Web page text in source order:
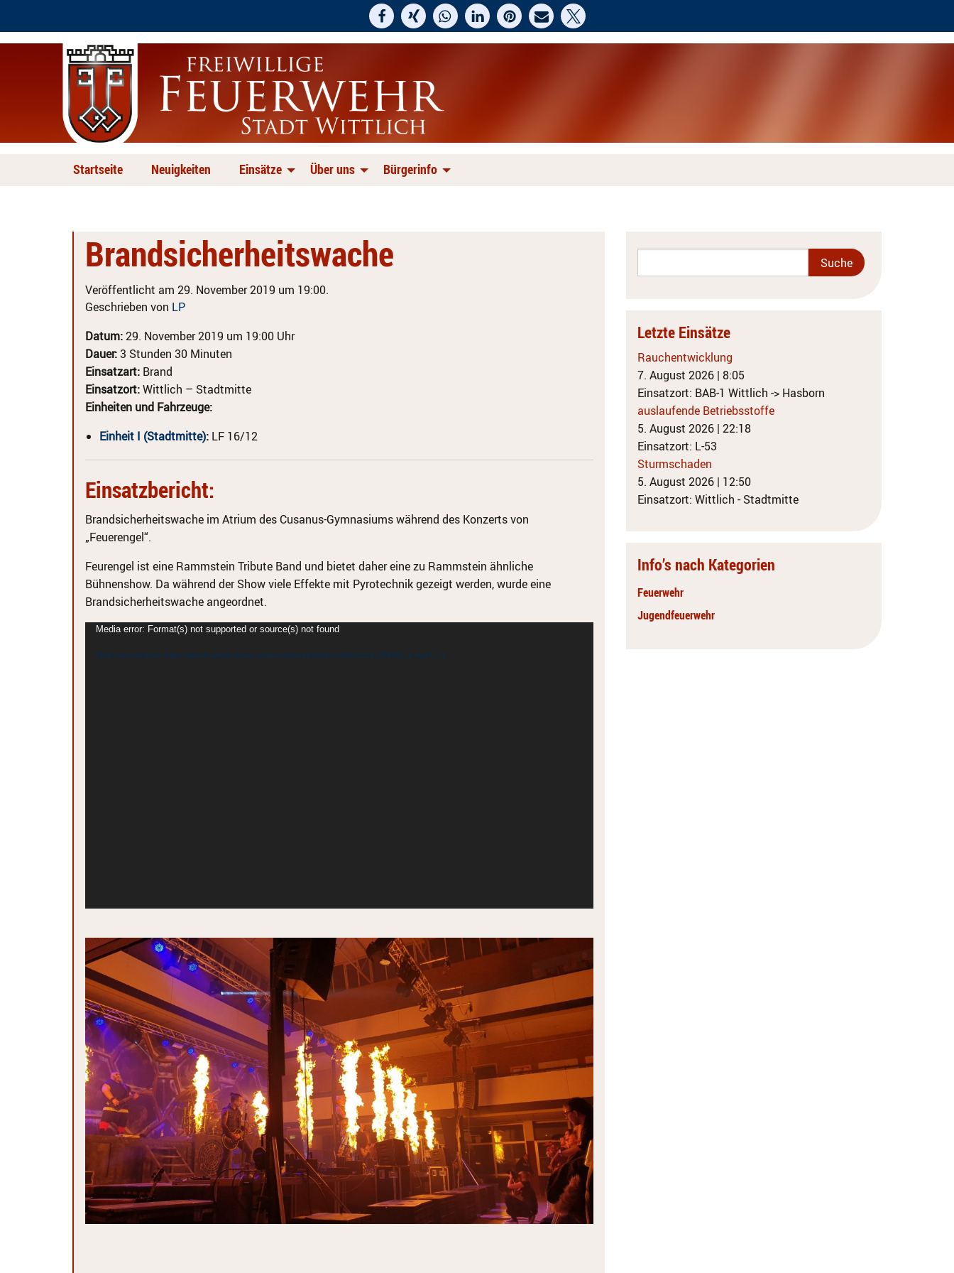
Startseite Neuigkeiten Einsätze Über uns Bürgerinfo
Brandsicherheitswache
Veröffentlicht am 29. November 2019 um 19:00.
Geschrieben von LP
Datum:29. November 2019 um 19:00 Uhr
Dauer:3 Stunden 30 Minuten
Einsatzart: Brand
Einsatzort:Wittlich – Stadtmitte
Einheiten und Fahrzeuge:
Einheit I (Stadtmitte): LF 16/12
Einsatzbericht:
Brandsicherheitswache im Atrium des Cusanus-Gymnasiums während des Konzerts von
„Feuerengel“.
Feurengel ist eine Rammstein Tribute Band und bietet daher eine zu Rammstein ähnliche
Bühnenshow. Da während der Show viele Effekte mit Pyrotechnik gezeigt werden, wurde eine
Brandsicherheitswache angeordnet.
Video-
Media error: Format(s) not supported or source(s) not found
Datei herunterladen: https://www.ff-wittlich.de/wp-content/uploads/2019/11/20191129_203954_1.mp4?_=1
Letzte Einsätze
Rauchentwicklung
7. August 2026 | 8:05
Einsatzort: BAB-1 Wittlich -> Hasborn
auslaufende Betriebsstoffe
5. August 2026 | 22:18
Einsatzort: L-53
Sturmschaden
5. August 2026 | 12:50
Einsatzort: Wittlich - Stadtmitte
Info’s nach Kategorien
Feuerwehr
Jugendfeuerwehr